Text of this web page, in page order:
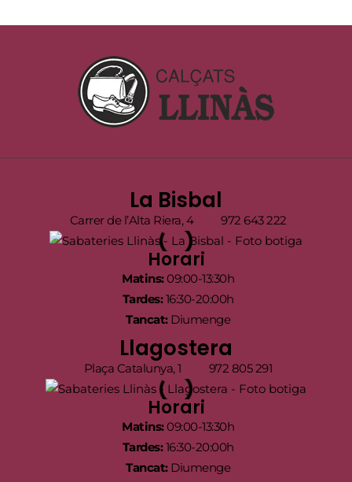
La Bisbal
Carrer de l’Alta Riera, 4 972 643 222
Horari
Matins:09:00-13:30h
Tardes:16:30-20:00h
Tancat:Diumenge
Llagostera
Plaça Catalunya, 1 972 805 291
Horari
Matins:09:00-13:30h
Tardes:16:30-20:00h
Tancat:Diumenge